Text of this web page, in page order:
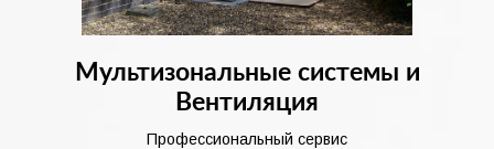
Мультизональные системы и
Вентиляция
Профессиональный сервис